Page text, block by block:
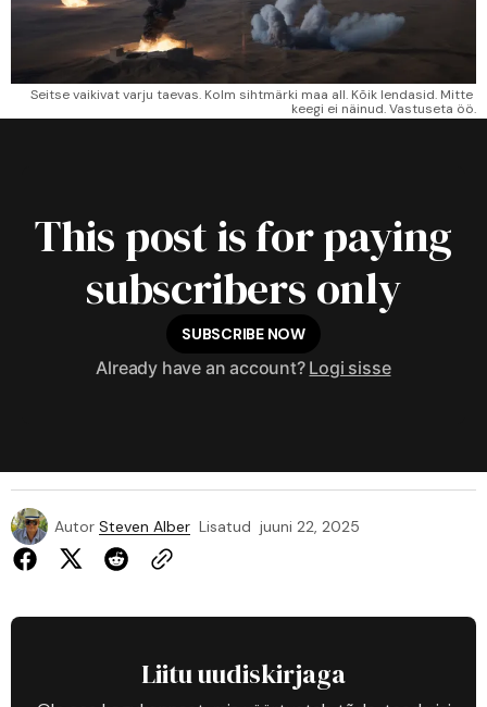
Seitse vaikivat varju taevas. Kolm sihtmärki maa all. Kõik lendasid. Mitte
keegi ei näinud. Vastuseta öö.
This post is for paying
subscribers only
SUBSCRIBE NOW
Already have an account? Logi sisse
Autor Steven Alber Lisatud juuni 22, 2025
Liitu uudiskirjaga